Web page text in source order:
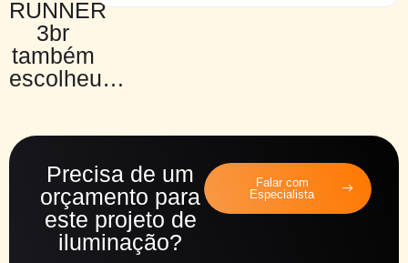
RUNNER
3br
também
escolheu…
Precisa de um
orçamento para
este projeto de
iluminação?
Falar com
Especialista